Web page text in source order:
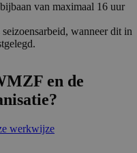
van maximaal 16 uur
wanneer dit in
en de
werkwijze